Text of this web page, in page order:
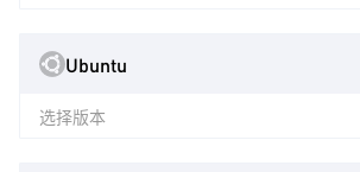
Ubuntu
选择版本